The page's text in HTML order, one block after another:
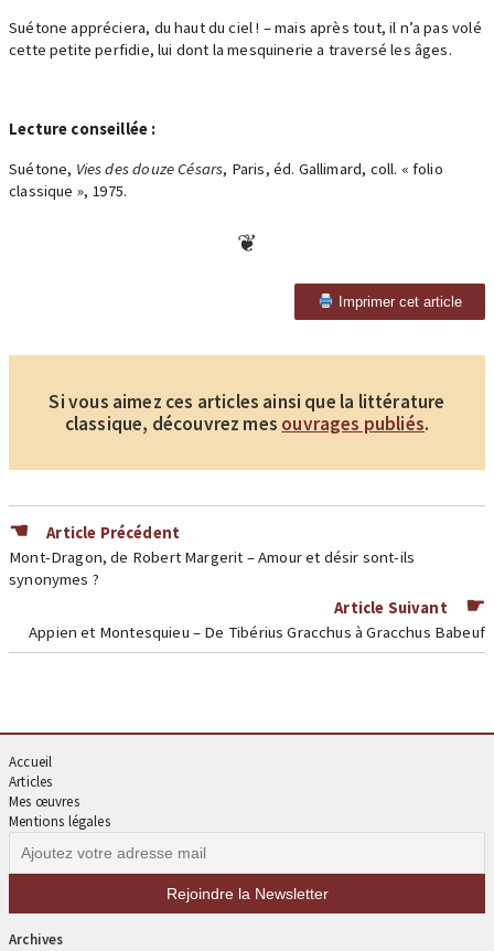
Suétone appréciera, du haut du ciel ! – mais après tout, il n’a pas volé
cette petite perfidie, lui dont la mesquinerie a traversé les âges.
Lecture conseillée :
Suétone, Vies des douze Césars, Paris, éd. Gallimard, coll. « folio
classique », 1975.
Imprimer cet article
Si vous aimez ces articles ainsi que la littérature
classique, découvrez mes ouvrages publiés.
Article Précédent
Mont-Dragon, de Robert Margerit – Amour et désir sont-ils
synonymes ?
Article Suivant
Appien et Montesquieu – De Tibérius Gracchus à Gracchus Babeuf
Accueil
Articles
Mes œuvres
Mentions légales
Archives